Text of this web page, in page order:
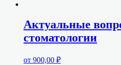
Актуальные
стоматологии
от 900,00 ₽